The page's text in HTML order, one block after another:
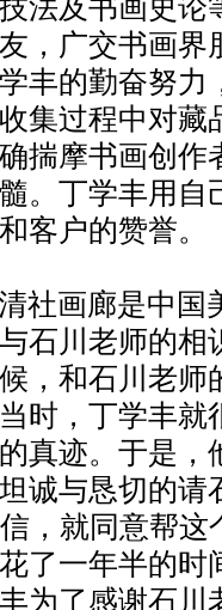
法及书画史论
，广交书画界
丰的勤奋努力
集过程中对藏
揣摩书画创作
。丁学丰用自
客户的赞誉。
社画廊是中国
石川老师的相
，和石川老师
时，丁学丰就
真迹。于是，
诚与恳切的请
，就同意帮
了一年半的时
为了感谢石川